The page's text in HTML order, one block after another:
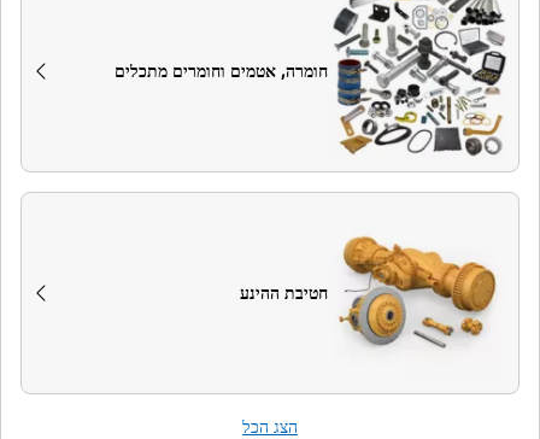
חומרה, אטמים וחומרים מתכלים
חטיבת ההינע
הצג הכל